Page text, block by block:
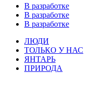
В разработке
В разработке
В разработке
ЛЮДИ
ТОЛЬКО У НАС
ЯНТАРЬ
ПРИРОДА